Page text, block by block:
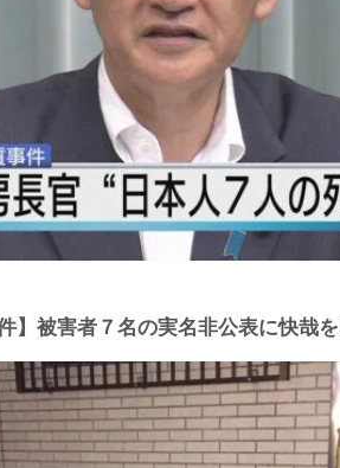
】被害者７名の実名非公表に快哉